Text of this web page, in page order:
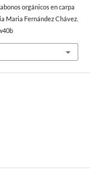
orgánicos en carpa
Maria Fernández Chávez.